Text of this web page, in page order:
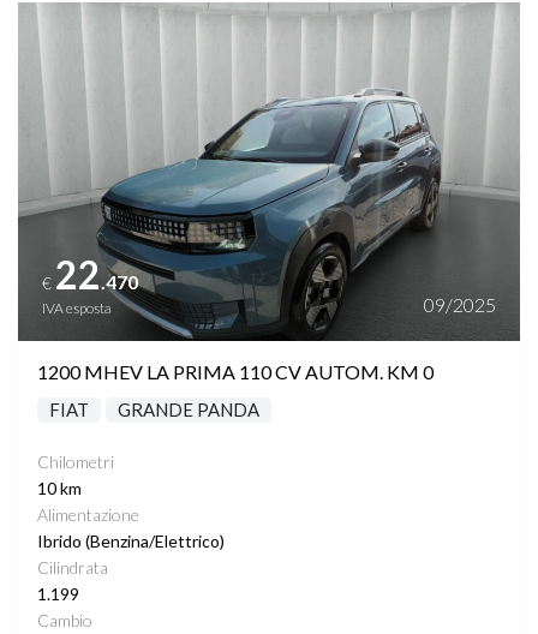
€ 22 .470
IVA esposta 09/2025
1200 MHEV LA PRIMA 110 CV AUTOM. KM 0
FIAT GRANDE PANDA
Chilometri
10 km
Alimentazione
Ibrido (Benzina/Elettrico)
Cilindrata
1.199
Cambio